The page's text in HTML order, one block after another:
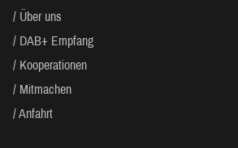
Über uns
DAB+ Empfang
Kooperationen
Mitmachen
Anfahrt